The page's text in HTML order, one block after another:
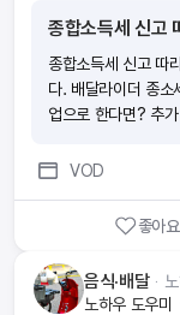
종합소득세 신고 따
다. 배달라이더 종
업으로 한다면? 추
내가 직접? 세무사
다. 배달라이더 종
업으로 한다면? 추
급받을 세액은
내가 직접? 세무사
VOD
좋아요
음식·배달ᆞ
노하우 도우미